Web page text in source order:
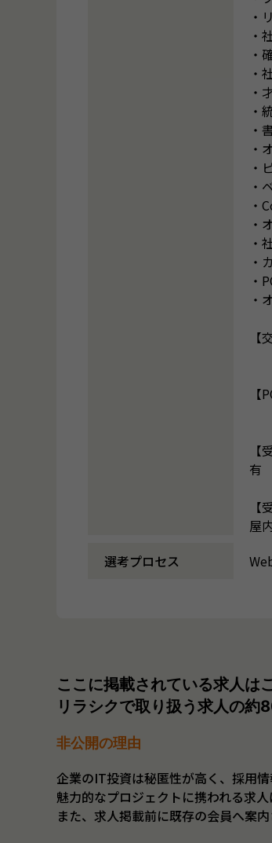
・
・
・
・
・
・
・
・
・
・
・
・
・
・
・
・
【
【
有
【
屋
選考プロセス
ここに掲載されている求人は
リラシクで取り扱う求人の約
非公開の理由
企業のIT投資は秘匿性が高く、採用
魅力的なプロジェクトに携われる求
また、求人掲載前に既存の会員へ案